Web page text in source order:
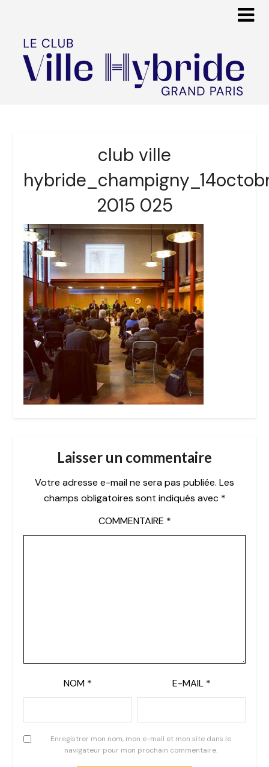
club ville
2015 025
Laisser un commentaire
Votre adresse e-mail ne sera pas publiée. Les
champs obligatoires sont indiqués avec *
COMMENTAIRE *
NOM * E-MAIL *
Enregistrer mon nom, mon e-mail et mon site dans le
navigateur pour mon prochain commentaire.